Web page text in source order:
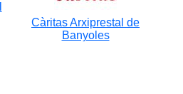
Càritas Arxiprestal de
Banyoles